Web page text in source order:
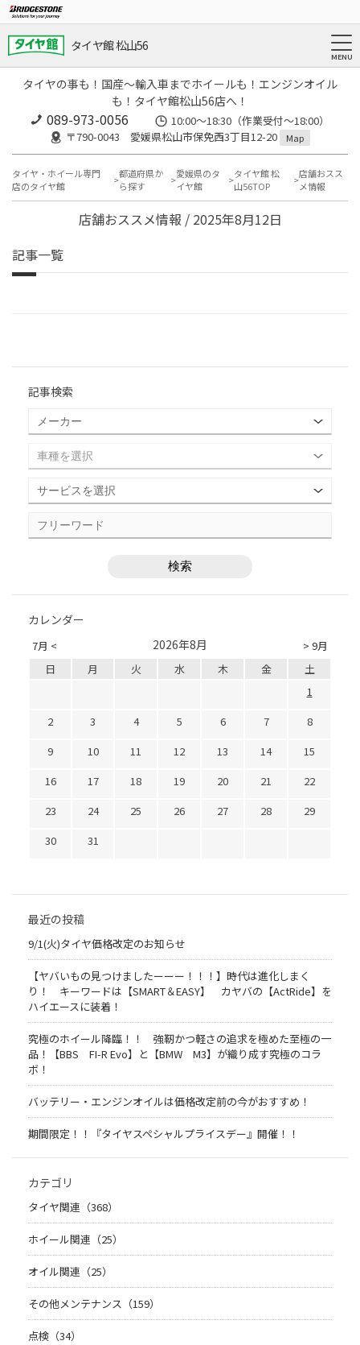
タイヤ館 松山56
タイヤの事も！国産～輸入車までホイールも！エンジンオイル
も！タイヤ館松山56店へ！
089-973-0056
10:00～18:30（作業受付～18:00）
〒790-0043 愛媛県松山市保免西3丁目12-20
Map
タイヤ・ホイール専門
店のタイヤ館
都道府県か
ら探す
愛媛県のタ
イヤ館
タイヤ館 松
山56TOP
店舗おスス
メ情報
店舗おススメ情報 / 2025年8月12日
記事一覧
記事検索
カレンダー
7月 < > 9月
2026年8月
日 月 火 水 木 金
土
1
2
3 4 5 6 7
8
9
10 11 12 13 14
15
16
17 18 19 20 21
22
23
24 25 26 27 28
29
30
31
最近の投稿
9/1(火)タイヤ価格改定のお知らせ
【ヤバいもの見つけましたーーー！！！】時代は進化しまく
り！ キーワードは【SMART＆EASY】 カヤバの【ActRide】を
ハイエースに装着！
究極のホイール降臨！！ 強靭かつ軽さの追求を極めた至極の一
品！【BBS FI-R Evo】と【BMW M3】が織り成す究極のコラ
ボ！
バッテリー・エンジンオイルは価格改定前の今がおすすめ！
期間限定！！『タイヤスペシャルプライスデー』開催！！
カテゴリ
タイヤ関連（368）
ホイール関連（25）
オイル関連（25）
その他メンテナンス（159）
点検（34）